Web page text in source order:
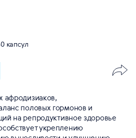
половых гормонов и
на репродуктивное здоровье
укреплению
капсул